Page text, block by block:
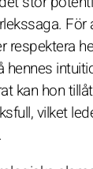
För
respektera
kan hon
vilket